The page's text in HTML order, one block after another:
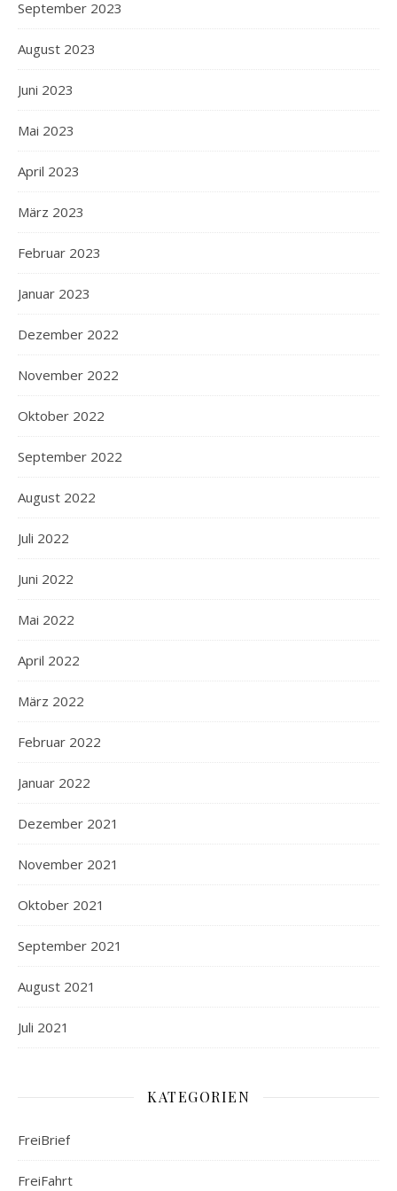
September 2023
August 2023
Juni 2023
Mai 2023
April 2023
März 2023
Februar 2023
Januar 2023
Dezember 2022
November 2022
Oktober 2022
September 2022
August 2022
Juli 2022
Juni 2022
Mai 2022
April 2022
März 2022
Februar 2022
Januar 2022
Dezember 2021
November 2021
Oktober 2021
September 2021
August 2021
Juli 2021
KATEGORIEN
FreiBrief
FreiFahrt